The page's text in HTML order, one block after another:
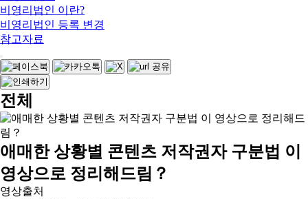
비영리법인 이란?
비영리법인 등록 변경
참고자료
전체
애매한 상황별 콘텐츠 저작권자 구분법 이
영상으로 정리해드림？
영상출처